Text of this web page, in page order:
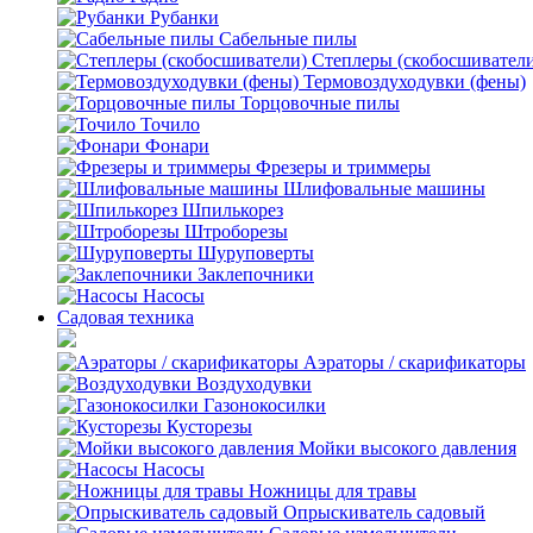
Рубанки
Сабельные пилы
Степлеры
Термовоздуходувки (фены)
Торцовочные пилы
Точило
Фонари
Фрезеры и триммеры
Шлифовальные машины
Шпилькорез
Штроборезы
Шуруповерты
Заклепочники
Насосы
Садовая техника
Аэраторы / скарификаторы
Воздуходувки
Газонокосилки
Кусторезы
Мойки высокого давления
Насосы
Ножницы для травы
Опрыскиватель садовый